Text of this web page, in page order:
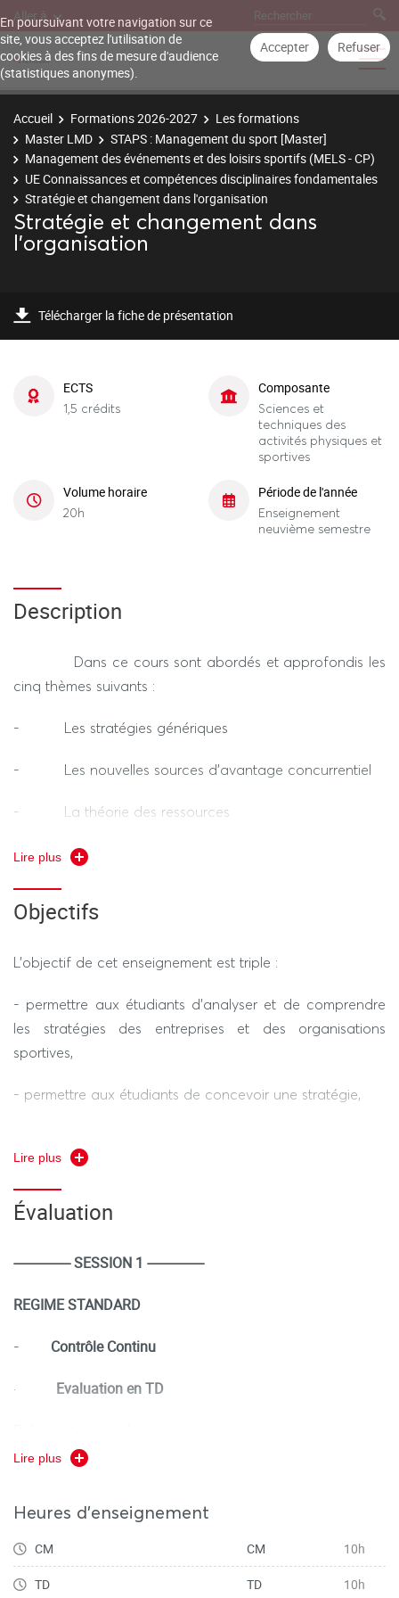
En poursuivant votre navigation sur ce
site, vous acceptez l'utilisation de
cookies à des fins de mesure d'audience
(statistiques anonymes).
Accepter Refuser
Aller à
Accueil Formations 2026-2027
Les formations
Master LMD
STAPS : Management du sport [Master]
Management des événements et des loisirs sportifs (MELS - CP)
UE Connaissances et compétences disciplinaires fondamentales
Stratégie et changement dans l'organisation
Stratégie et changement dans
l'organisation
Télécharger la fiche de présentation
ECTS
1,5 crédits
Composante
Sciences et
techniques des
activités physiques et
sportives
Volume horaire
20h
Période de l'année
Enseignement
neuvième semestre
Description
Dans ce cours sont abordés et approfondis les
cinq thèmes suivants :
- Les stratégies génériques
- Les nouvelles sources d’avantage concurrentiel
- La théorie des ressources
- La création de valeur
- Les Business Models innovants
Lire plus
Objectifs
L’objectif de cet enseignement est triple :
- permettre aux étudiants d’analyser et de comprendre
les stratégies des entreprises et des organisations
sportives,
- permettre aux étudiants de concevoir une stratégie,
management opérationnel.
Lire plus
Évaluation
---------------- SESSION 1 ----------------
REGIME STANDARD
- Contrôle Continu
· Evaluation en TD
REGIME DEROGATOIRE
-Contrôle Continu
Lire plus
Heures d'enseignement
CM CM 10h
TD TD 10h